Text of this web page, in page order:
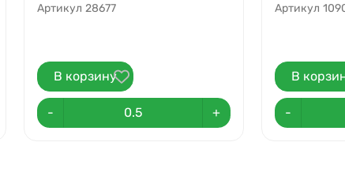
Артикул 28677
В корзину
- +
Артикул
В
-